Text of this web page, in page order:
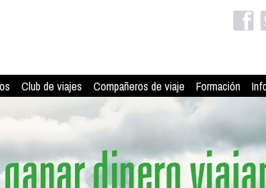
Club de viajes Compañeros de viaje Formación